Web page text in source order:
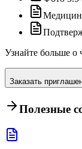
Узнайте больше о
Заказать
Полезные